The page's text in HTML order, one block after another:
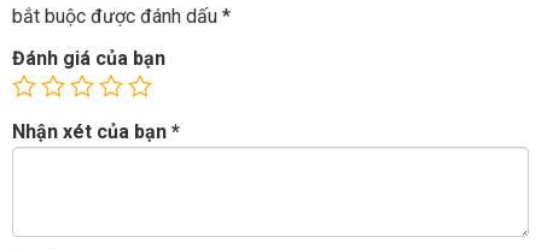
bắt buộc được đánh dấu *
Đánh giá của bạn
Nhận xét của bạn *